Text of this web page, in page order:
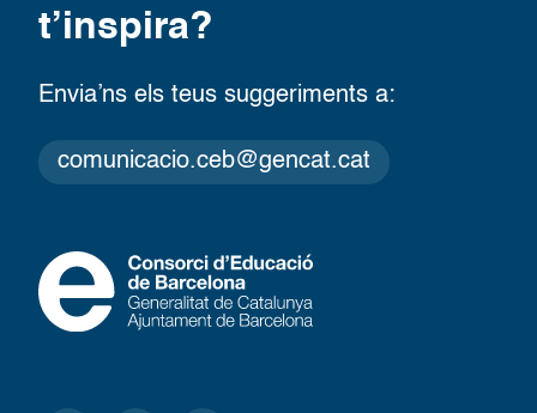
t’inspira?
Envia’ns els teus suggeriments a:
comunicacio.ceb@gencat.cat